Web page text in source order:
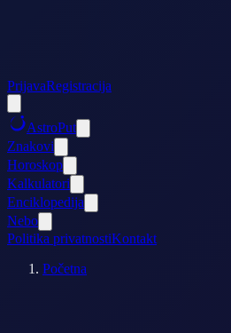
PrijavaRegistracija
AstroPut
Znakovi
Horoskop
Kalkulatori
Enciklopedija
Nebo
Politika privatnostiKontakt
Početna